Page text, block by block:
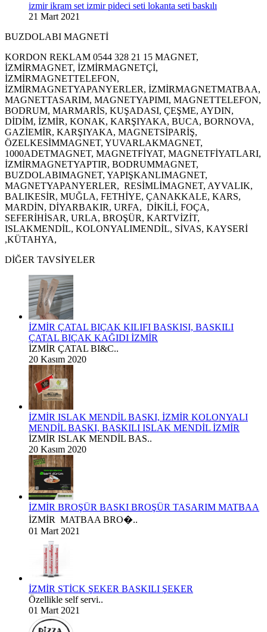
izmir ikram set izmir pideci seti lokanta seti baskılı
21 Mart 2021
BUZDOLABI MAGNETİ
KORDON REKLAM 0544 328 21 15 MAGNET,
İZMİRMAGNET, İZMİRMAGNETÇİ,
İZMİRMAGNETTELEFON,
İZMİRMAGNETYAPANYERLER, İZMİRMAGNETMATBAA,
MAGNETTASARIM, MAGNETYAPIMI, MAGNETTELEFON,
BODRUM, MARMARİS, KUŞADASI, ÇEŞME, AYDIN,
DİDİM, İZMİR, KONAK, KARŞIYAKA, BUCA, BORNOVA,
GAZİEMİR, KARŞIYAKA, MAGNETSİPARİŞ,
ÖZELKESİMMAGNET, YUVARLAKMAGNET,
1000ADETMAGNET, MAGNETFİYAT, MAGNETFİYATLARI,
İZMİRMAGNETYAPTIR, BODRUMMAGNET,
BUZDOLABIMAGNET, YAPIŞKANLIMAGNET,
MAGNETYAPANYERLER, RESİMLİMAGNET, AYVALIK,
BALIKESİR, MUĞLA, FETHİYE, ÇANAKKALE, KARS,
MARDİN, DİYARBAKIR, URFA, DİKİLİ, FOÇA,
SEFERİHİSAR, URLA, BROŞÜR, KARTVİZİT,
ISLAKMENDİL, KOLONYALIMENDİL, SİVAS, KAYSERİ
,KÜTAHYA,
DİĞER TAVSİYELER
İZMİR ÇATAL BIÇAK KILIFI BASKISI, BASKILI
ÇATAL BIÇAK KAĞIDI İZMİR
İZMİR ÇATAL BI&C..
20 Kasım 2020
İZMİR ISLAK MENDİL BASKI, İZMİR KOLONYALI
MENDİL BASKI, BASKILI ISLAK MENDİL İZMİR
İZMİR ISLAK MENDİL BAS..
20 Kasım 2020
İZMİR BROŞÜR BASKI BROŞÜR TASARIM MATBAA
İZMİR MATBAA BRO�..
01 Mart 2021
İZMİR STİCK ŞEKER BASKILI ŞEKER
Özellikle self servi..
01 Mart 2021